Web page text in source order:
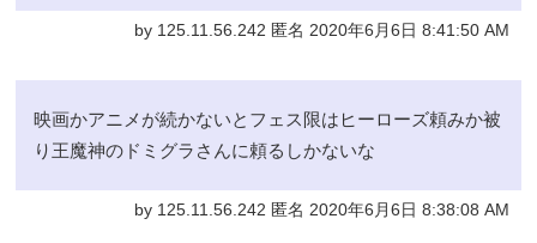
by 125.11.56.242 匿名 2020年6月6日 8:41:50 AM
映画かアニメが続かないとフェス限はヒーローズ頼みか被
り王魔神のドミグラさんに頼るしかないな
by 125.11.56.242 匿名 2020年6月6日 8:38:08 AM